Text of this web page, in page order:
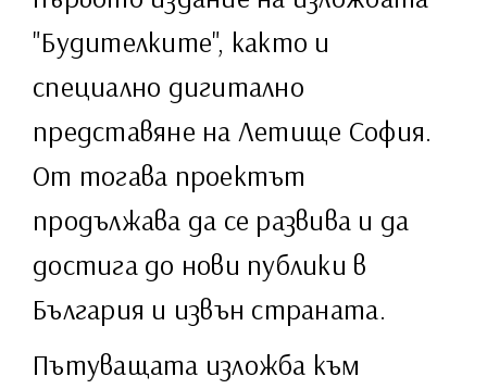
"Будителките", както и
специално дигитално
представяне на Летище София.
От тогава проектът
продължава да се развива и да
достига до нови публики в
България и извън страната.
Пътуващата изложба към